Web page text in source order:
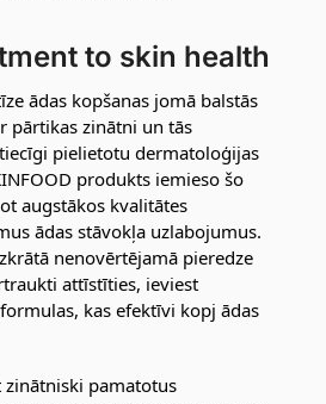
to skin health
ādas kopšanas jomā balstās
pārtikas zinātni un tās
pielietotu dermatoloģijas
produkts iemieso šo
augstākos kvalitātes
ādas stāvokļa uzlabojumus.
nenovērtējamā pieredze
attīstīties, ieviest
kas efektīvi kopj ādas
zinātniski pamatotus